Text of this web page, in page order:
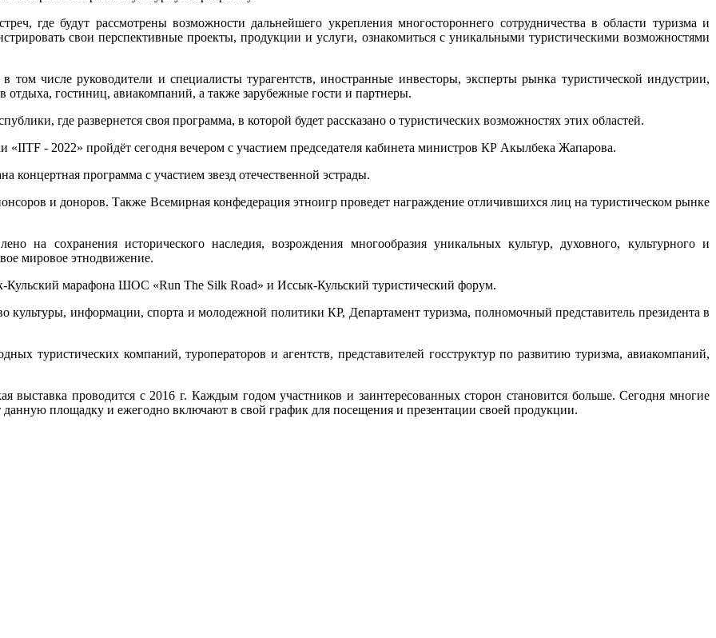
где будут рассмотрены возможности дальнейшего укрепления многостороннего сотрудничества в области туризма и
свои перспективные проекты, продукции и услуги, ознакомиться с уникальными туристическими возможностями
числе руководители и специалисты турагентств, иностранные инвесторы, эксперты рынка туристической индустрии,
гостиниц, авиакомпаний, а также зарубежные гости и партнеры.
где развернется своя программа, в которой будет рассказано о туристических возможностях этих областей.
- 2022» пройдёт сегодня вечером с участием председателя кабинета министров КР Акылбека Жапарова.
концертная программа с участием звезд отечественной эстрады.
и доноров. Также Всемирная конфедерация этноигр проведет награждение отличившихся лиц на туристическом рынке
на сохранения исторического наследия, возрождения многообразия уникальных культур, духовного, культурного и
мировое этнодвижение.
марафона ШОС «Run The Silk Road» и Иссык-Кульский туристический форум.
культуры, информации, спорта и молодежной политики КР, Департамент туризма, полномочный представитель президента в
туристических компаний, туроператоров и агентств, представителей госструктур по развитию туризма, авиакомпаний,
выставка проводится с 2016 г. Каждым годом участников и заинтересованных сторон становится больше. Сегодня многие
данную площадку и ежегодно включают в свой график для посещения и презентации своей продукции.